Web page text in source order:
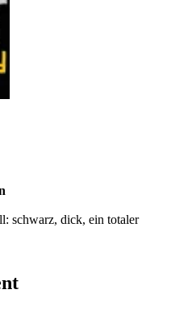
schwarz, dick, ein totaler